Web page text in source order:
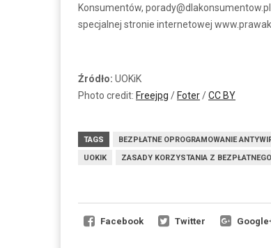
Konsumentów,
specjalnej stronie internetowej
Źródło: UOKiK
Photo credit: Freejpg / Foter/CC BY
TAGS BEZPŁATNE OPROGRAMOWANIE
UOKIK
ZASADY KORZYSTANIA Z
Facebook Twitter